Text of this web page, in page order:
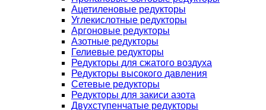
Ацетиленовые редукторы
Углекислотные редукторы
Аргоновые редукторы
Азотные редукторы
Гелиевые редукторы
Редукторы для сжатого воздуха
Редукторы высокого давления
Сетевые редукторы
Редукторы для закиси азота
Двухступенчатые редукторы